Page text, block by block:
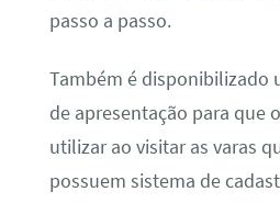
passo a passo.
Também é disponibilizado
de apresentação para que
utilizar ao visitar as varas
possuem sistema de